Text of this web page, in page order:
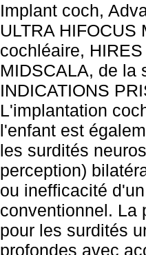
Implant coch,
ULTRA HIFOCUS
cochléaire,
MIDSCALA, de la
INDICATIONS
L'implantation
l'enfant est
les surdités
perception)
ou inefficacité
conventionnel. La
pour les surdités
profondes avec